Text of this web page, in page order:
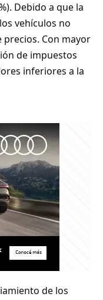
Debido a que la
vehículos no
Con mayor
de impuestos
inferiores a la
de los